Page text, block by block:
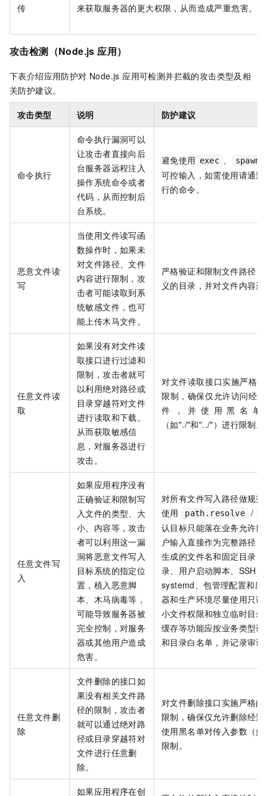
传
来获取服务器的更大权限，从而造成严重危害。
攻击检测（Node.js 应用）
下表介绍应用防护对 Node.js 应用可检测并拦截的攻击类型及相
关防护建议。
攻击类型 说明 防护建议
命令执行
命令执行漏洞可以
让攻击者直接向后
台服务器远程注入
操作系统命令或者
代码，从而控制后
台系统。
避免使用 exec 、 spawn
可控输入，如需使用请通
行的命令。
恶意文件读
写
当使用文件读写函
数操作时，如果未
对文件路径、文件
内容进行限制，攻
击者可能读取到系
统敏感文件，也可
能上传木马文件。
严格验证和限制文件路径
义的目录，并对文件内容
任意文件读
取
如果没有对文件读
取接口进行过滤和
限制，攻击者就可
以利用绝对路径或
目录穿越符对文件
进行读取和下载。
从而获取敏感信
息，对服务器进行
攻击。
对文件读取接口实施严格
限制，确保仅允许访问经
件，并使用黑名单
（如"./"和"../"）进行限制。
任意文件写
入
如果应用程序没有
正确验证和限制写
入文件的类型、大
小、内容等，攻击
者可以利用这一漏
洞将恶意文件写入
目标系统的指定位
置，植入恶意脚
本、木马病毒等，
可能导致服务器被
完全控制，对服务
器或其他用户造成
危害。
对所有文件写入路径做规
使用
path.resolve /
认目标只能落在业务允许
户输入直接作为完整路径
生成的文件名和固定目录
录、用户启动脚本、SSH
systemd、包管理配置和应
器和生产环境尽量使用只
小文件权限和独立临时目
缓存等功能应按业务类型
和目录白名单，并记录审计
任意文件删
除
文件删除的接口如
果没有相关文件路
径的限制，攻击者
就可以通过绝对路
径或目录穿越符对
文件进行任意删
除。
对文件删除接口实施严格
限制，确保仅允许删除经
使用黑名单对传入参数（
限制。
如果应用程序在创